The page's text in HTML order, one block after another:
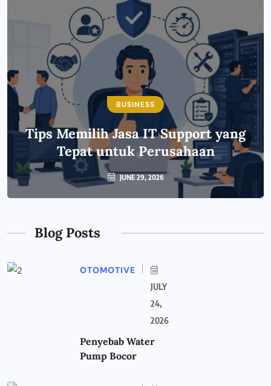
BUSINESS
Tips Memilih Jasa IT Support yang
Tepat untuk Perusahaan
JUNE 29, 2026
Blog Posts
OTOMOTIVE
JULY
24,
2026
Penyebab Water
Pump Bocor